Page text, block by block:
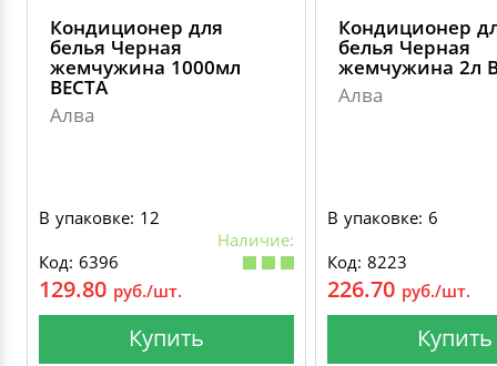
Кондиционер для
белья Черная
жемчужина 1000мл
ВЕСТА
Алва
В упаковке: 12
Наличие:
Код: 6396
129.80 руб./шт.
Купить
Кондиционер
белья Черная
жемчужина 2л
Алва
В упаковке: 6
Код: 8223
226.70 руб./шт.
Купить